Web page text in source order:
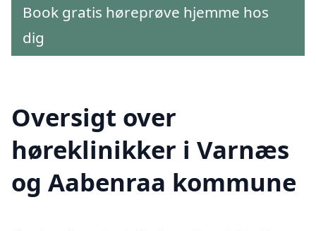
Book gratis høreprøve hjemme hos
dig
Oversigt over
høreklinikker i Varnæs
og Aabenraa kommune